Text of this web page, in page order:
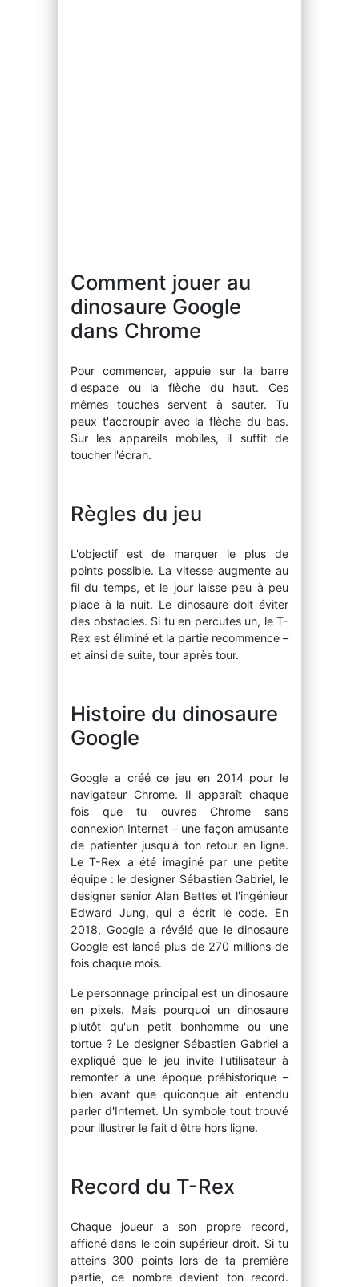
Comment jouer au
dinosaure Google
dans Chrome
Pour commencer, appuie sur la barre
d'espace ou la flèche du haut. Ces
mêmes touches servent à sauter. Tu
peux t'accroupir avec la flèche du bas.
Sur les appareils mobiles, il suffit de
toucher l'écran.
Règles du jeu
L'objectif est de marquer le plus de
points possible. La vitesse augmente au
fil du temps, et le jour laisse peu à peu
place à la nuit. Le dinosaure doit éviter
des obstacles. Si tu en percutes un, le T-
Rex est éliminé et la partie recommence –
et ainsi de suite, tour après tour.
Histoire du dinosaure
Google
Google a créé ce jeu en 2014 pour le
navigateur Chrome. Il apparaît chaque
fois que tu ouvres Chrome sans
connexion Internet – une façon amusante
de patienter jusqu'à ton retour en ligne.
Le T-Rex a été imaginé par une petite
équipe : le designer Sébastien Gabriel, le
designer senior Alan Bettes et l'ingénieur
Edward Jung, qui a écrit le code. En
2018, Google a révélé que le dinosaure
Google est lancé plus de 270 millions de
fois chaque mois.
Le personnage principal est un dinosaure
en pixels. Mais pourquoi un dinosaure
plutôt qu'un petit bonhomme ou une
tortue ? Le designer Sébastien Gabriel a
expliqué que le jeu invite l'utilisateur à
remonter à une époque préhistorique –
bien avant que quiconque ait entendu
parler d'Internet. Un symbole tout trouvé
pour illustrer le fait d'être hors ligne.
Record du T-Rex
Chaque joueur a son propre record,
affiché dans le coin supérieur droit. Si tu
atteins 300 points lors de ta première
partie, ce nombre devient ton record.